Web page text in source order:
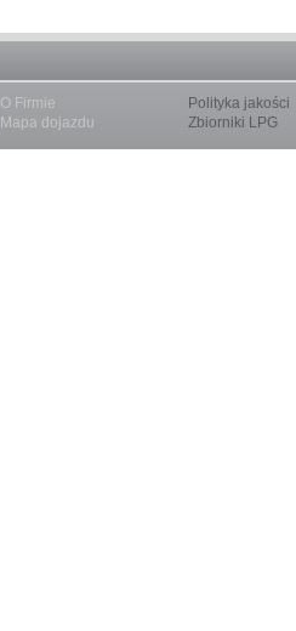
O Firmie
Polityka jakości
Mapa dojazdu Zbiorniki LPG